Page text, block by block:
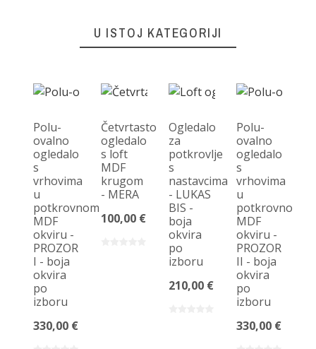
U ISTOJ KATEGORIJI
Polu-
ovalno
ogledalo
s
vrhovima
u
potkrovnom
MDF
okviru -
PROZOR
I - boja
okvira
po
izboru
330,00 €
Četvrtasto
ogledalo
s loft
MDF
krugom
- MERA
100,00 €
Ogledalo
za
potkrovlje
s
nastavcima
- LUKAS
BIS -
boja
okvira
po
izboru
210,00 €
Polu-
ovalno
ogledalo
s
vrhovima
u
potkrovnom
MDF
okviru -
PROZOR
II - boja
okvira
po
izboru
330,00 €